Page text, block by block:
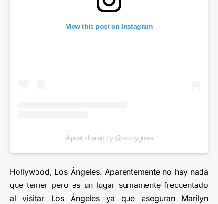
View this post on Instagram
A post shared by @scottygtree
Hollywood, Los Ángeles. Aparentemente no hay nada
que temer pero es un lugar sumamente frecuentado
al visitar Los Ángeles ya que aseguran Marilyn